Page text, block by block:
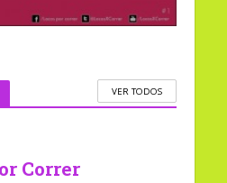
VER TODOS
Correr